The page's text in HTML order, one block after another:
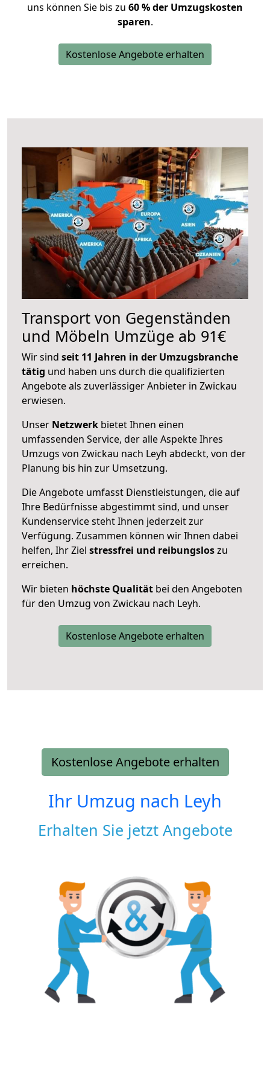
uns können Sie bis zu 60 % der Umzugskosten
sparen.
Kostenlose Angebote erhalten
Transport von Gegenständen
und Möbeln Umzüge ab 91€
Wir sind seit 11 Jahren in der Umzugsbranche
tätig und haben uns durch die qualifizierten
Angebote als zuverlässiger Anbieter in Zwickau
erwiesen.
Unser Netzwerk bietet Ihnen einen
umfassenden Service, der alle Aspekte Ihres
Umzugs von Zwickau nach Leyh abdeckt, von der
Planung bis hin zur Umsetzung.
Die Angebote umfasst Dienstleistungen, die auf
Ihre Bedürfnisse abgestimmt sind, und unser
Kundenservice steht Ihnen jederzeit zur
Verfügung. Zusammen können wir Ihnen dabei
helfen, Ihr Ziel stressfrei und reibungsloszu
erreichen.
Wir bieten höchste Qualität bei den Angeboten
für den Umzug von Zwickau nach Leyh.
Kostenlose Angebote erhalten
Kostenlose Angebote erhalten
Ihr Umzug nach Leyh
Erhalten Sie jetzt Angebote